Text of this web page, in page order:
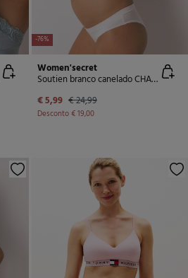
-76%
Women'secret
Soutien branco canelado CHARMING para maternity
€ 5,99 € 24,99
Desconto€ 19,00